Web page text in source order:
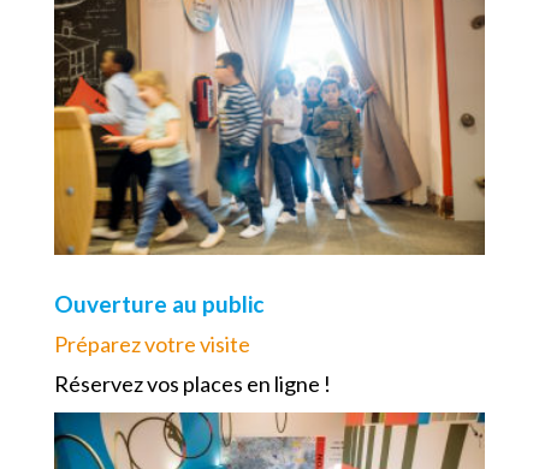
Ouverture au public
Préparez votre visite
Réservez vos places en ligne !